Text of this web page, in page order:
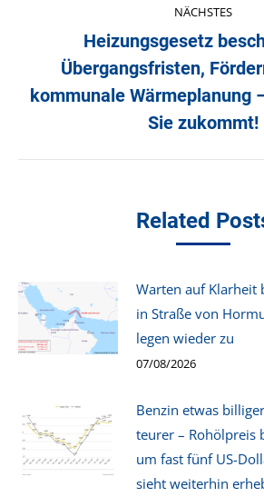
NÄCHSTES
Nächster
Beitrag:
Heizungsgesetz
Übergangsfristen,
kommunale Wärmeplanung
Sie zukommt!
Related
Warten auf Klarheit
in Straße von
legen wieder zu
07/08/2026
Benzin etwas
teurer – Rohölpreis
um fast fünf US-
sieht weiterhin